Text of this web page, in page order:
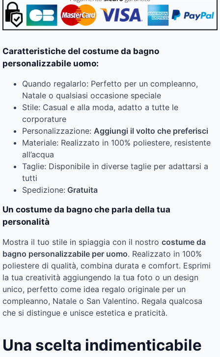
Caratteristiche del costume da bagno
personalizzabile uomo:
Quando regalarlo: Perfetto per un compleanno,
Natale o qualsiasi occasione speciale
Stile: Casual e alla moda, adatto a tutte le
corporature
Personalizzazione: Aggiungi il volto che preferisci
Materiale: Realizzato in 100% poliestere, resistente
all’acqua
Taglie: Disponibile in diverse taglie per adattarsi a
tutti
Spedizione: Gratuita
Un costume da bagno che parla della tua
personalità
Mostra il tuo stile in spiaggia con il nostro costume da
bagno personalizzabile per uomo. Realizzato in 100%
poliestere di qualità, combina durata e comfort. Esprimi
la tua creatività aggiungendo la tua foto o un design
unico, perfetto come idea regalo originale per un
compleanno, Natale o San Valentino. Regala qualcosa
che si distingue e unisce estetica e praticità.
Una scelta indimenticabile